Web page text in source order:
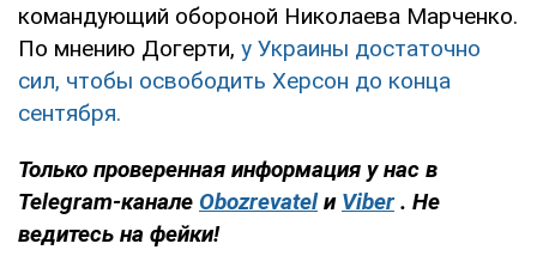
командующий обороной Николаева Марченко.
По мнению Догерти, у Украины достаточно
сил, чтобы освободить Херсон до конца
сентября.
Только проверенная информация у нас в
Telegram-канале Obozrevatel и Viber . Не
ведитесь на фейки!